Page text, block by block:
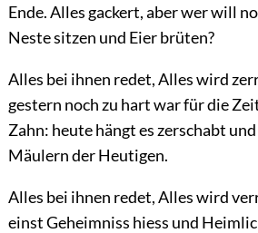
Ende. Alles gackert, aber wer will
Neste sitzen und Eier brüten?
Alles bei ihnen redet, Alles wird
gestern noch zu hart war für die
Zahn: heute hängt es zerschabt
Mäulern der Heutigen.
Alles bei ihnen redet, Alles wird
einst Geheimniss hiess und